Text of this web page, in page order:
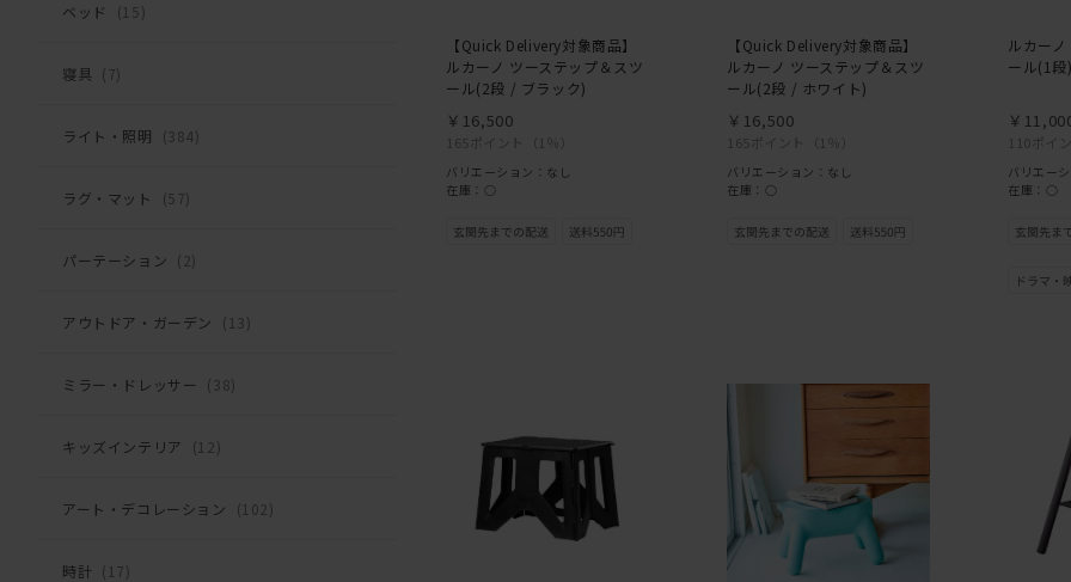
ベッド (15)
寝具 (7)
ライト・照明 (384)
ラグ・マット (57)
パーテーション (2)
アウトドア・ガーデン (13)
ミラー・ドレッサー (38)
キッズインテリア (12)
アート・デコレーション (102)
時計 (17)
【Quick Delivery対象商品】
ルカーノ ツーステップ＆スツ
ール(2段 / ブラック)
165ポイント （1％）
￥16,500
バリエーション：なし
在庫：○
【Quick Delivery対象商品】
ルカーノ ツーステップ＆スツ
ール(2段 / ホワイト)
165ポイント （1％）
￥16,500
バリエーション：なし
在庫：○
ルカー
ール(1段
110ポイ
￥
バリエー
在庫：○